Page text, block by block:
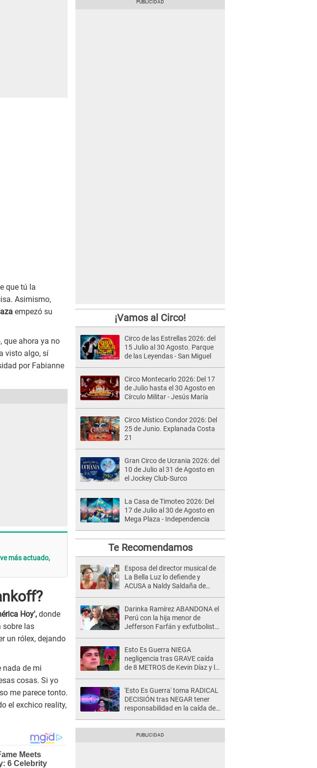
que tú la
Asimismo,
empezó su
que ahora ya no
visto algo, sí
por Fabianne
más actuado,
Hoy', donde
sobre las
un rólex, dejando
nada de mi
cosas. Si yo
me parece tonto.
el exchico reality,
¡Vamos al Circo!
Circo de las Estrellas 2026: del
15 Julio al 30 Agosto. Parque
de las Leyendas - San Miguel
Circo Montecarlo 2026: Del 17
de Julio hasta el 30 Agosto en
Círculo Militar - Jesús María
Circo Místico Condor 2026: Del
25 de Junio. Explanada Costa
21
Gran Circo de Ucrania 2026: del
10 de Julio al 31 de Agosto en
el Jockey Club-Surco
La Casa de Timoteo 2026: Del
17 de Julio al 30 de Agosto en
Mega Plaza - Independencia
Te Recomendamos
Esposa del director musical de
La Bella Luz lo defiende y
ACUSA a Naldy Saldaña de
Darinka Ramírez ABANDONA el
Perú con la hija menor de
Jefferson Farfán y exfutbolista
Esto Es Guerra NIEGA
negligencia tras GRAVE caída
de 8 METROS de Kevin Díaz y lo
'Esto Es Guerra' toma RADICAL
DECISIÓN tras NEGAR tener
responsabilidad en la caída de